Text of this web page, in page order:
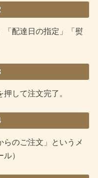
「配達日の指定」「熨
して注文完了。
のご注文」というメ
）